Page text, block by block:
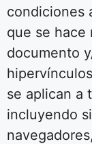
condiciones
que se hace
documento
se aplican a
incluyendo